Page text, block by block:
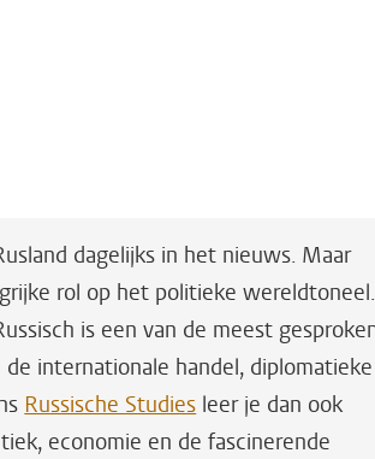
dagelijks in het nieuws. Maar
rol op het politieke wereldtoneel.
is een van de meest
internationale handel, diplomatieke
Russische Studies leer je dan ook
economie en de fascinerende